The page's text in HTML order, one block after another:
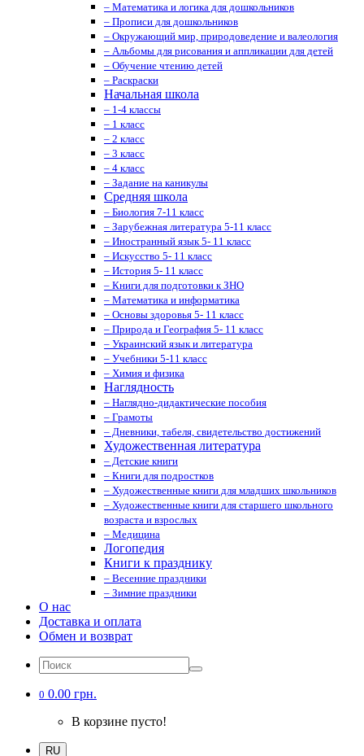
– Математика и логика для дошкольников
– Прописи для дошкольников
– Окружающий мир, природоведение и валеология
– Альбомы для рисования и аппликации для детей
– Обучение чтению детей
– Раскраски
Начальная школа
– 1-4 классы
– 1 класс
– 2 класс
– 3 класс
– 4 класс
– Задание на каникулы
Средняя школа
– Биология 7-11 класс
– Зарубежная литература 5-11 класс
– Иностранный язык 5- 11 класс
– Искусство 5- 11 класс
– История 5- 11 класс
– Книги для подготовки к ЗНО
– Математика и информатика
– Основы здоровья 5- 11 класс
– Природа и География 5- 11 класс
– Украинский язык и литература
– Учебники 5-11 класс
– Химия и физика
Наглядность
– Наглядно-дидактические пособия
– Грамоты
– Дневники, табеля, свидетельство достижений
Художественная литература
– Детские книги
– Книги для подростков
– Художественные книги для младших школьников
– Художественные книги для старшего школьного
возраста и взрослых
– Медицина
Логопедия
Книги к празднику
– Весенние праздники
– Зимние праздники
О нас
Доставка и оплата
Обмен и возврат
0 0.00 грн.
В корзине пусто!
RU